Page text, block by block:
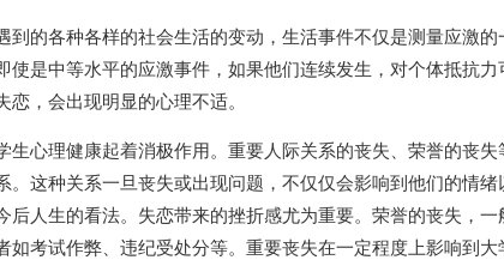
到的各种各样的社会生活的变动，生活事件不仅是测量应激
使是中等水平的应激事件，如果他们连续发生，对个体抵抗
恋，会出现明显的心理不适。
生心理健康起着消极作用。重要人际关系的丧失、荣誉的丧
。这种关系一旦丧失或出现问题，不仅仅会影响到他们的情
后人生的看法。失恋带来的挫折感尤为重要。荣誉的丧失，一
如考试作弊、违纪受处分等。重要丧失在一定程度上影响到大